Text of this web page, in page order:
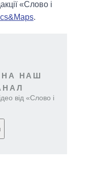
«Слово і
.
НА НАШ
від «Слово і